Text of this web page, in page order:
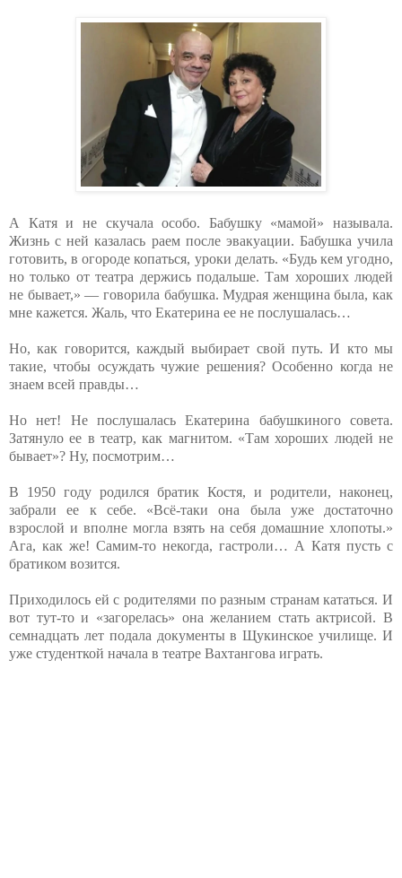
А Катя и не скучала особо. Бабушку «мамой» называла.
Жизнь с ней казалась раем после эвакуации. Бабушка учила
готовить, в огороде копаться, уроки делать. «Будь кем угодно,
но только от театра держись подальше. Там хороших людей
не бывает,» — говорила бабушка. Мудрая женщина была, как
мне кажется. Жаль, что Екатерина ее не послушалась…
Но, как говорится, каждый выбирает свой путь. И кто мы
такие, чтобы осуждать чужие решения? Особенно когда не
знаем всей правды…
Но нет! Не послушалась Екатерина бабушкиного совета.
Затянуло ее в театр, как магнитом. «Там хороших людей не
бывает»? Ну, посмотрим…
В 1950 году родился братик Костя, и родители, наконец,
забрали ее к себе. «Всё-таки она была уже достаточно
взрослой и вполне могла взять на себя домашние хлопоты.»
Ага, как же! Самим-то некогда, гастроли… А Катя пусть с
братиком возится.
Приходилось ей с родителями по разным странам кататься. И
вот тут-то и «загорелась» она желанием стать актрисой. В
семнадцать лет подала документы в Щукинское училище. И
уже студенткой начала в театре Вахтангова играть.